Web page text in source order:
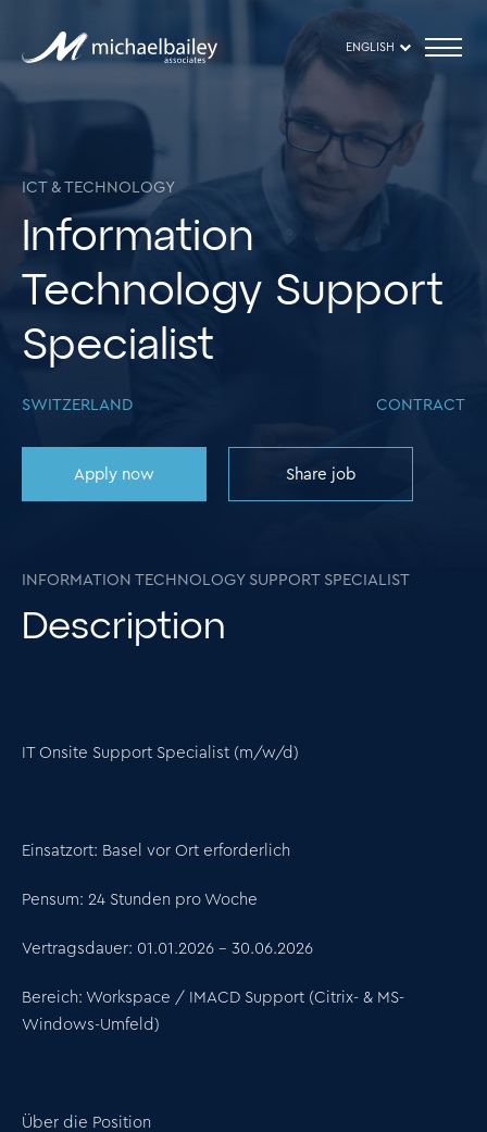
ENGLISH
ICT & TECHNOLOGY
Information
Technology Support
Specialist
SWITZERLAND CONTRACT
Apply now Share job
INFORMATION TECHNOLOGY SUPPORT SPECIALIST
Description
IT Onsite Support Specialist (m/w/d)
Einsatzort: Basel vor Ort erforderlich
Pensum: 24 Stunden pro Woche
Vertragsdauer: 01.01.2026 – 30.06.2026
Bereich: Workspace / IMACD Support (Citrix- & MS-
Windows-Umfeld)
Über die Position